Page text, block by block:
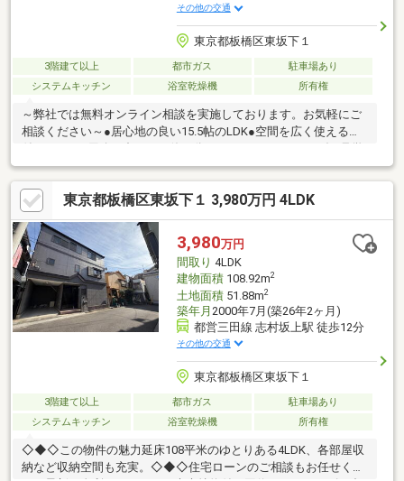
その他の交通
東京都板橋区東坂下１
3階建て以上 都市ガス
駐車場あり
システムキッチン
浴室乾燥機 所有権
～弊社では無料オンライン相談を実施しております。お気軽にご
相談ください～●居心地の良い15.5帖のLDK●空間を広く使える壁
希望の方は赤色『見学予約』から。資料請求はオレンジ色『資料
請求』をクリック。直接のお問い合わせは03-6905-9710まで。
（スマートフォンの方は右下青色の電話ボタンをクリック）■オ
ンライン相談のご案内（※見学予約より受付）ランチや仕事後の
15分で完結！住宅ローン相談やライフプランシュミレーションに
ついても全てオンラインでの対応が可能となっております。
※LINEやメール、お電話でのやり取りも可能です。
東京都板橋区東坂下１ 3,980万円 4LDK
3,980万円
間取り 4LDK
建物面積108.92m2
土地面積51.88m2
築年月 2000年7月(築26年2ヶ月)
都営三田線 志村坂上駅 徒歩12分
その他の交通
東京都板橋区東坂下１
3階建て以上 都市ガス
駐車場あり
システムキッチン
浴室乾燥機 所有権
◇◆◇この物件の魅力延床108平米のゆとりある4LDK、各部屋収
納など収納空間も充実。◇◆◇住宅ローンのご相談もお任せくだ